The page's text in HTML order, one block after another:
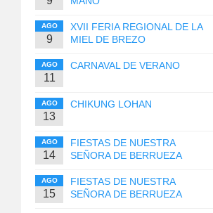
AGO
9
XVII FERIA REGIONAL DE LA
MIEL DE BREZO
AGO
11
CARNAVAL DE VERANO
AGO
13
CHIKUNG LOHAN
AGO
14
FIESTAS DE NUESTRA
SEÑORA DE BERRUEZA
AGO
15
FIESTAS DE NUESTRA
SEÑORA DE BERRUEZA